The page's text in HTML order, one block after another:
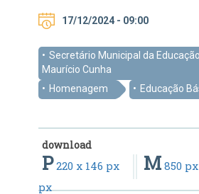
17/12/2024 - 09:00
Secretário Municipal da
Maurício Cunha
Homenagem
Educação
download
P220 x 146 px M 850 px
px